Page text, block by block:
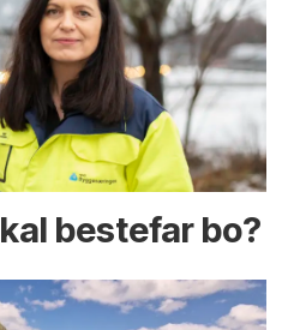
bestefar bo?